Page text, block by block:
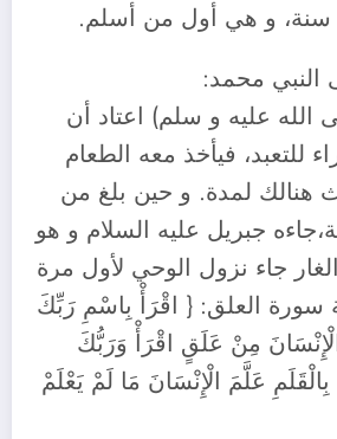
و هي أول من أسلم.
النبي محمد:
الله عليه و سلم) اعتاد أن
للتعبد، فيأخذ معه الطعام
هنالك لمدة. و حين بلغ من
جبريل عليه السلام و هو
جاء نزول الوحي لأول مرة
سورة العلق: { اقْرَأْ بِاسْمِ رَبِّكَ
مِنْ عَلَقٍ اقْرَأْ وَرَبُّكَ
عَلَّمَ الْإِنْسَانَ مَا لَمْ يَعْلَمْ